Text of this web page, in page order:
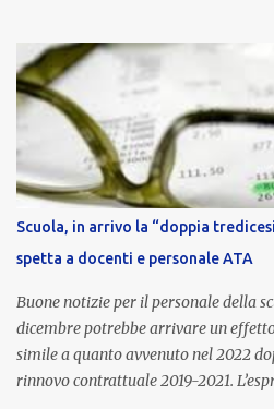
ordinaria di ottobre . Cos’è la
retribuzione di risultato rappresenta
stipendio dei dirigenti scolastici.
la qualità dell’attività svolta, la
raggiungimento degli obiettivi fissati
e del Merito (MIM) . Per l’anno
completato la procedura di
che ha poi disposto la liquidazione
importi e le trattenute L’importo
Scuola, in arrivo la “doppia
spetta a docenti e personale ATA
Buone notizie per il personale della
dicembre potrebbe arrivare un
simile a quanto avvenuto nel 2022
rinnovo contrattuale 2019-2021.